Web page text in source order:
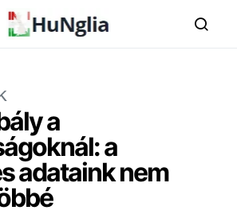
a
a
adataink nem